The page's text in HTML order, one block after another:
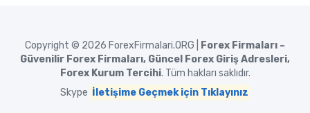
Copyright © 2026 ForexFirmalari.ORG |
Forex Firmaları –
Güvenilir Forex Firmaları, Güncel Forex Giriş Adresleri,
Forex Kurum Tercihi. Tüm hakları saklıdır.
Skype İletişime Geçmek için Tıklayınız